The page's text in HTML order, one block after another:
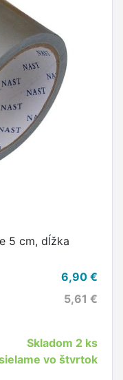
5 cm, dĺžka
6,90 €
5,61 €
Skladom 2 ks
vo štvrtok